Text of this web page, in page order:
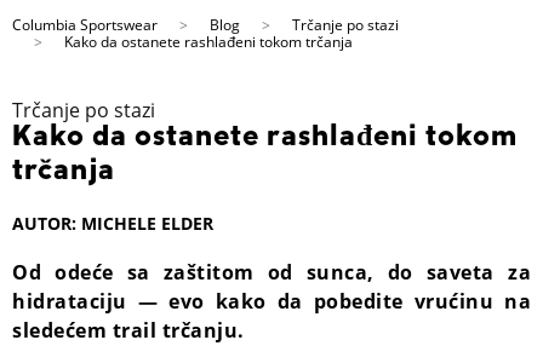
Columbia Sportswear Blog
Trčanje po stazi
Kako da ostanete rashlađeni tokom trčanja
Trčanje po stazi
Kako da ostanete rashlađeni tokom
trčanja
AUTOR: MICHELE ELDER
Od odeće sa zaštitom od sunca, do saveta za
hidrataciju — evo kako da pobedite vrućinu na
sledećem trail trčanju.